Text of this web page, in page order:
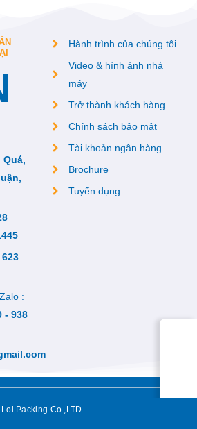
Quá,
:
- 938
Hành trình của chúng tôi
Video & hình ảnh nhà
máy
Trở thành khách hàng
Chính sách bảo mật
Tài khoản ngân hàng
Brochure
Tuyển dụng
Packing Co.,LTD